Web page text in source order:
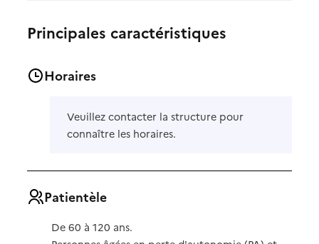
Principales caractéristiques
Horaires
Veuillez contacter la structure pour
connaître les horaires.
Patientèle
De 60 à 120 ans.